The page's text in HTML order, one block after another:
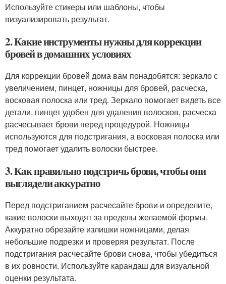
Используйте стикеры или шаблоны, чтобы
визуализировать результат.
2. Какие инструменты нужны для коррекции
бровей в домашних условиях
Для коррекции бровей дома вам понадобятся: зеркало с
увеличением, пинцет, ножницы для бровей, расческа,
восковая полоска или тред. Зеркало помогает видеть все
детали, пинцет удобен для удаления волосков, расческа
расчесывает брови перед процедурой. Ножницы
используются для подстригания, а восковая полоска или
тред помогает удалить волоски быстрее.
3. Как правильно подстричь брови, чтобы они
выглядели аккуратно
Перед подстриганием расчесайте брови и определите,
какие волоски выходят за пределы желаемой формы.
Аккуратно обрезайте излишки ножницами, делая
небольшие подрезки и проверяя результат. После
подстригания расчесайте брови снова, чтобы убедиться
в их ровности. Используйте карандаш для визуальной
оценки результата.